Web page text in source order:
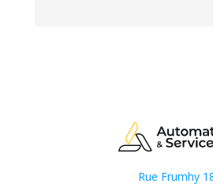
Rue Frumhy